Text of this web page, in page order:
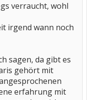
verraucht, wohl
irgend wann noch
sagen, da gibt es
gehört mit
erfahrung mit